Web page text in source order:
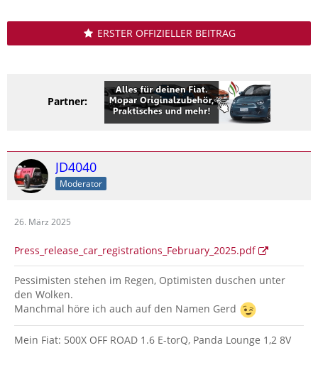
ERSTER OFFIZIELLER BEITRAG
Partner:
JD4040
Moderator
26. März 2025
Press_release_car_registrations_February_2025.pdf
Pessimisten stehen im Regen, Optimisten duschen unter
den Wolken.
Manchmal höre ich auch auf den Namen Gerd
Mein Fiat: 500X OFF ROAD 1.6 E-torQ, Panda Lounge 1,2 8V